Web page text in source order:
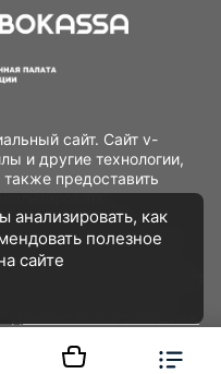
сайт. Сайт v-
и другие технологии,
предоставить
услуг, повысить
активностей. Если
данные
их использование
анализировать, как
полезное
сайте